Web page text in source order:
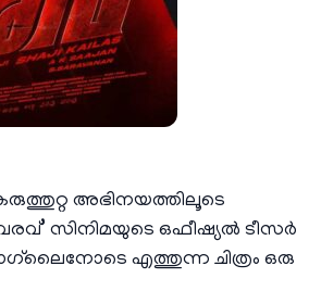
അഭിനയത്തിലൂടെ
സിനിമയുടെ ഒഫീഷ്യൽ ടീസർ
എത്തുന്ന ചിത്രം ഒരു